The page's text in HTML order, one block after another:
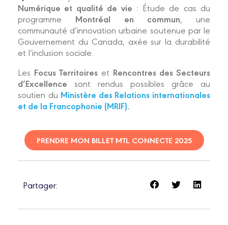
Numérique et qualité de vie : Étude de cas du
programme Montréal en commun, une
communauté d’innovation urbaine soutenue par le
Gouvernement du Canada, axée sur la durabilité
et l’inclusion sociale.
Les Focus Territoires et Rencontres des Secteurs
d’Excellence sont rendus possibles grâce au
soutien du Ministère des Relations internationales
et de la Francophonie (MRIF).
PRENDRE MON BILLET MTL CONNECTE 2025
Partager: